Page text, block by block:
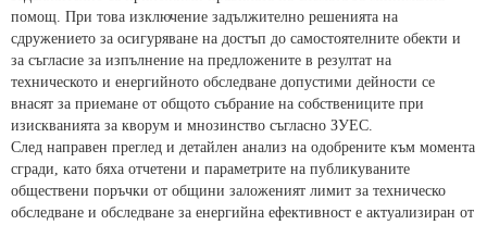
помощ. При това изключение задължително решенията на
сдружението за осигуряване на достъп до самостоятелните обекти и
за съгласие за изпълнение на предложените в резултат на
техническото и енергийното обследване допустими дейности се
внасят за приемане от общото събрание на собствениците при
изискванията за кворум и мнозинство съгласно ЗУЕС.
След направен преглед и детайлен анализ на одобрените към момента
сгради, като бяха отчетени и параметрите на публикуваните
обществени поръчки от общини заложеният лимит за техническо
обследване и обследване за енергийна ефективност е актуализиран от